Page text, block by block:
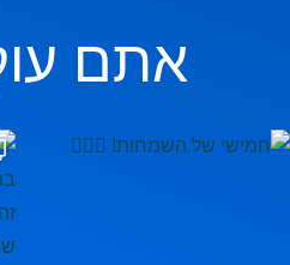
אתם
בהם, אבל אם תשאלו בשקט מה